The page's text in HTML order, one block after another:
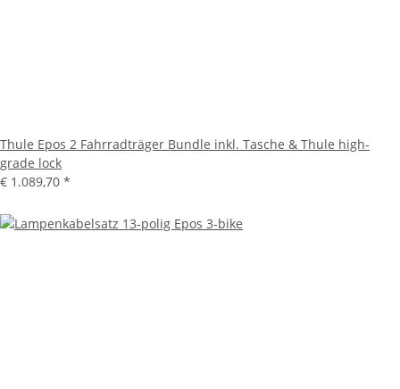
Thule Epos 2 Fahrradträger Bundle inkl. Tasche & Thule high-
grade lock
€ 1.089,70 *